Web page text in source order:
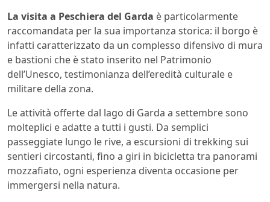
La visita a Peschiera del Garda è particolarmente
raccomandata per la sua importanza storica: il borgo è
infatti caratterizzato da un complesso difensivo di mura
e bastioni che è stato inserito nel Patrimonio
dell’Unesco, testimonianza dell’eredità culturale e
militare della zona.
Le attività offerte dal lago di Garda a settembre sono
molteplici e adatte a tutti i gusti. Da semplici
passeggiate lungo le rive, a escursioni di trekking sui
sentieri circostanti, fino a giri in bicicletta tra panorami
mozzafiato, ogni esperienza diventa occasione per
immergersi nella natura.